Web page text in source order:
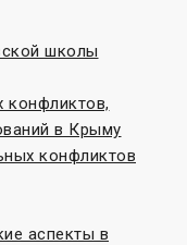
школы
конфликтов,
в Крыму
конфликтов
аспекты в